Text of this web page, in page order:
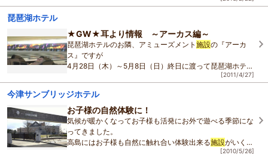
今週末にもまた寒波がやって来るみたいで・・・
２月２
琵琶湖ホテル
★GW★耳より情報 ～アーカス編～
琵琶湖ホテルのお隣、アミューズメント 施設の『アーカ
ス』ですが
4月28日（木）～5月8日（日）終日に渡って琵琶湖ホテル
ります★
その①大津
[2011/4/27]
今津サンブリッジホテル
お子様の自然体験に！
気候が暖かくなってお子様も活発にお外で遊べる季節にな
ってきました。
高島にはお子様も自然に触れ合い体験出来る施設がいくつ
[2010/5/26]